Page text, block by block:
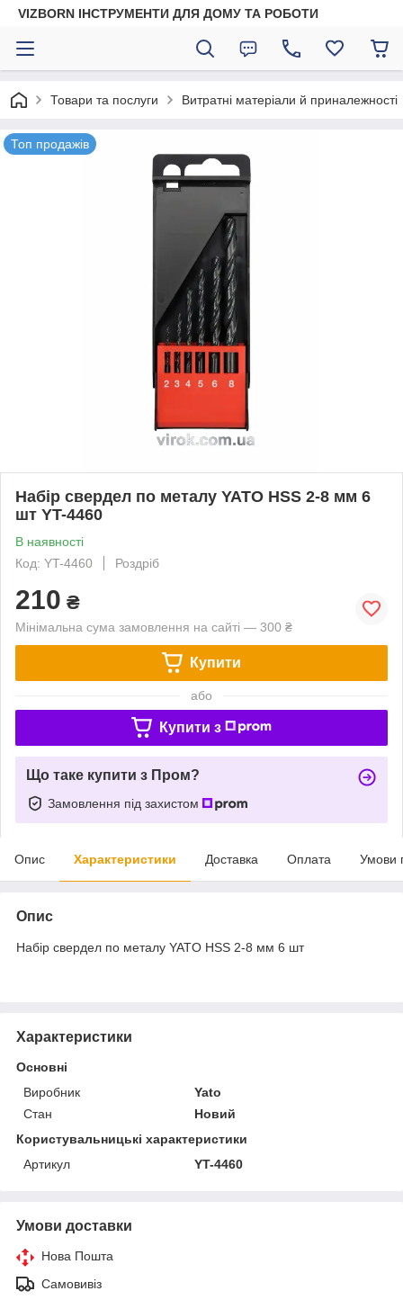
VIZBORN ІНСТРУМЕНТИ ДЛЯ ДОМУ ТА РОБОТИ
Товари та послуги Витратні матеріали й приналежності
Топ продажів
Набір свердел по металу YATO HSS 2-8 мм 6
шт YT-4460
В наявності
Код: YT-4460
Роздріб
210 ₴
Мінімальна сума замовлення на сайті — 300 ₴
Купити
або
Купити з
Що таке купити з Пром?
Замовлення під захистом
Опис Характеристики Доставка Оплата Умови
Опис
Набір свердел по металу YATO HSS 2-8 мм 6 шт
Характеристики
Основні
Виробник
Yato
Стан
Новий
Користувальницькі характеристики
Артикул
YT-4460
Умови доставки
Нова Пошта
Самовивіз